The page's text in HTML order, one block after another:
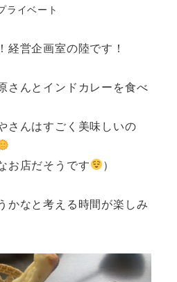
リー
ライベート
経営企画室の陸です！
さんとインドカレーを食べ
さんはすごく美味しいの
お店だそうです
）
かなと考える時間が楽しみ